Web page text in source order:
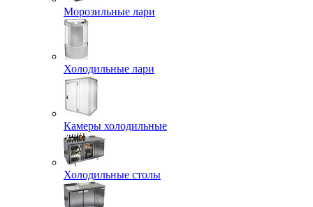
Морозильные лари
Холодильные лари
Камеры холодильные
Холодильные столы